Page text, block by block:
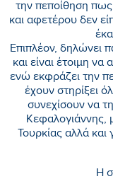
την πεποίθηση πως
και αφετέρου δεν
Επιπλέον, δηλώνει
και είναι έτοιμη
ενώ εκφράζει την
έχουν στηρίξει
συνεχίσουν να
Κεφαλογιάννης,
Τουρκίας αλλά
Η